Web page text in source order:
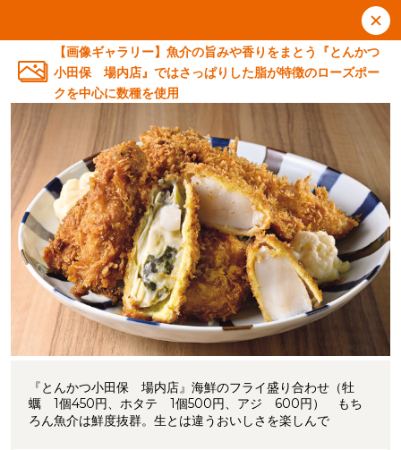
【画像ギャラリー】魚介の旨みや香りをまとう『とんかつ
小田保 場内店』ではさっぱりした脂が特徴のローズポー
クを中心に数種を使用
『とんかつ小田保 場内店』海鮮のフライ盛り合わせ（牡
蠣 1個450円、ホタテ 1個500円、アジ 600円） もち
ろん魚介は鮮度抜群。生とは違うおいしさを楽しんで